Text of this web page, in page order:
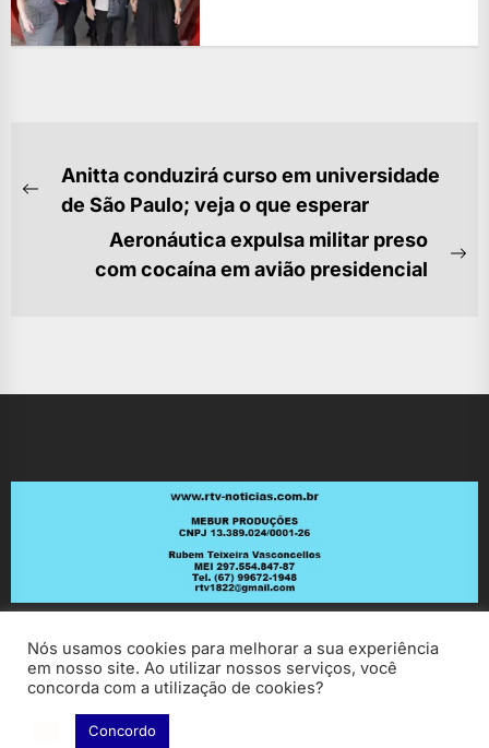
NAVEGAÇÃO
DEPrevious
Anitta conduzirá curso em universidade
de São Paulo; veja o que esperar
Aeronáutica expulsa militar preso
com cocaína em avião presidencial
Copyright © 2026RV Notícias.
Nós usamos cookies para melhorar a sua experiência
em nosso site. Ao utilizar nossos serviços, você
concorda com a utilização de cookies?
Concordo